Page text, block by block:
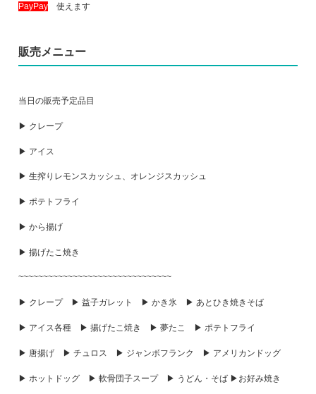
PayPay 使えます
販売メニュー
当日の販売予定品目
▶ クレープ
▶ アイス
▶ 生搾りレモンスカッシュ、オレンジスカッシュ
▶ ポテトフライ
▶ から揚げ
▶ 揚げたこ焼き
~~~~~~~~~~~~~~~~~~~~~~~~~~~~~~~
▶ クレープ ▶ 益子ガレット ▶ かき氷 ▶ あとひき焼きそば
▶ アイス各種 ▶ 揚げたこ焼き ▶ 夢たこ ▶ ポテトフライ
▶ 唐揚げ ▶ チュロス ▶ ジャンボフランク ▶ アメリカンドッグ
▶ ホットドッグ ▶ 軟骨団子スープ ▶ うどん・そば ▶お好み焼き